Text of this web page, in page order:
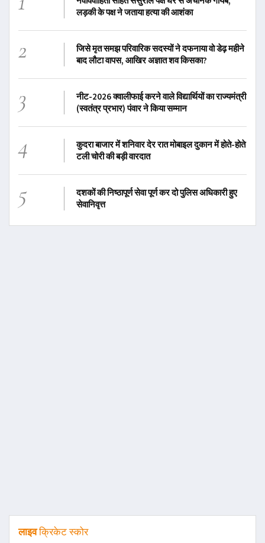
लड़की के पक्ष ने जताया हत्या की आशंका
2
जिसे मृत समझ परिवारिक सदस्यों ने दफनाया वो डेढ़ महीने
बाद लौटा वापस, आखिर अज्ञात शव किसका?
3
नीट-2026 क्वालीफाई करने वाले विद्यार्थियों का राज्यमंत्री
(स्वतंत्र प्रभार) पंवार ने किया सम्मान
4
कुदरा बाजार में शनिवार देर रात मोबाइल दुकान में होते-होते
टली चोरी की बड़ी वारदात
5
दशकों की निष्ठापूर्ण सेवा पूर्ण कर दो पुलिस अधिकारी हुए
सेवानिवृत्त
लाइवक्रिकेट स्कोर